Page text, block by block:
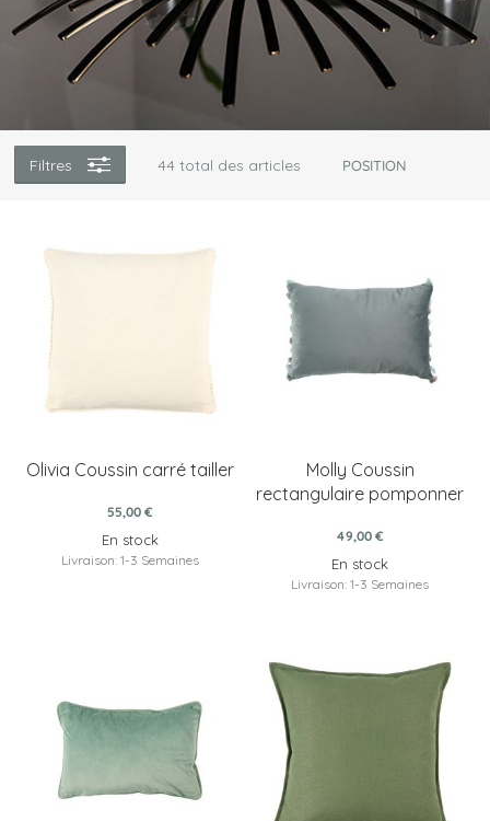
Filtres 44 total des articles
Olivia Coussin carré tailler
55,00 €
En stock
Livraison: 1-3 Semaines
Molly Coussin
rectangulaire pomponner
49,00 €
En stock
Livraison: 1-3 Semaines